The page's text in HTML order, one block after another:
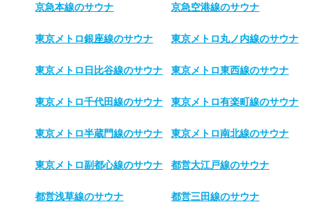
京急本線のサウナ 京急空港線のサウナ
東京メトロ銀座線のサウナ 東京メトロ丸ノ内線のサウナ
東京メトロ日比谷線のサウナ 東京メトロ東西線のサウナ
東京メトロ千代田線のサウナ 東京メトロ有楽町線のサウナ
東京メトロ半蔵門線のサウナ 東京メトロ南北線のサウナ
東京メトロ副都心線のサウナ 都営大江戸線のサウナ
都営浅草線のサウナ 都営三田線のサウナ